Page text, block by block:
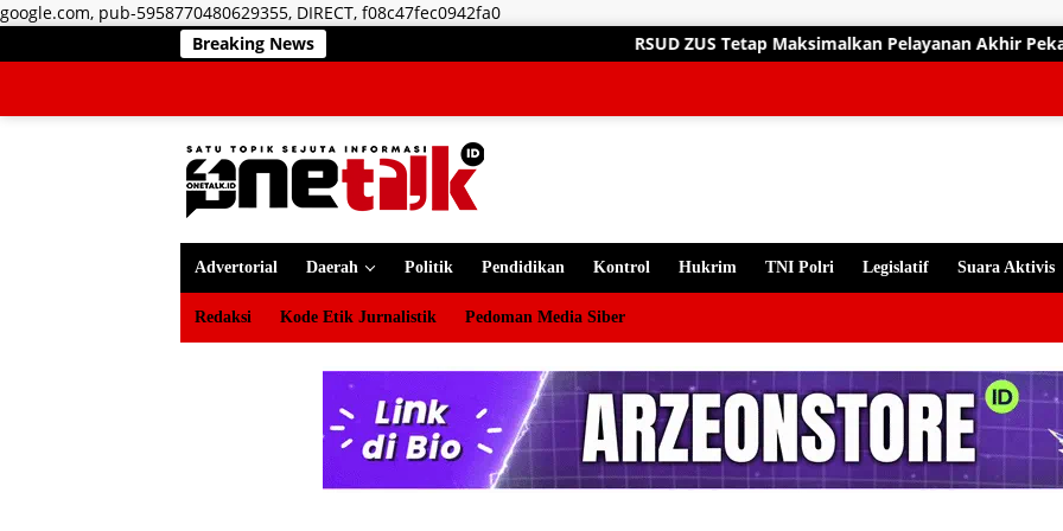
google.com, pub-5958770480629355, DIRECT, f08c47fec0942fa0Langsung
konten
Breaking News RSUD ZUS Tetap Maksimalkan Pelayanan Akhir Pekan, Dokter Spesialis
Advertorial Daerah Politik Pendidikan Kontrol Hukrim TNI Polri Legislatif Suara Aktivis
Redaksi Kode Etik Jurnalistik Pedoman Media Siber